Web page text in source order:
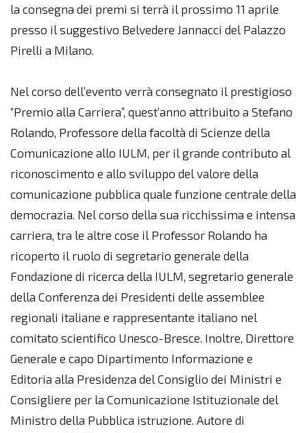
la consegna dei premi si terrà il prossimo 11 aprile
presso il suggestivo Belvedere Jannacci del Palazzo
Pirelli a Milano.
Nel corso dell’evento verrà consegnato il prestigioso
“Premio alla Carriera”, quest’anno attribuito a Stefano
Rolando, Professore della facoltà di Scienze della
Comunicazione allo IULM, per il grande contributo al
riconoscimento e allo sviluppo del valore della
comunicazione pubblica quale funzione centrale della
democrazia. Nel corso della sua ricchissima e intensa
carriera, tra le altre cose il Professor Rolando ha
ricoperto il ruolo di segretario generale della
Fondazione di ricerca della IULM, segretario generale
della Conferenza dei Presidenti delle assemblee
regionali italiane e rappresentante italiano nel
comitato scientifico Unesco-Bresce. Inoltre, Direttore
Generale e capo Dipartimento Informazione e
Editoria alla Presidenza del Consiglio dei Ministri e
Consigliere per la Comunicazione Istituzionale del
Ministro della Pubblica istruzione. Autore di